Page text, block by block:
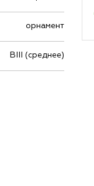
орнамент
BIII (среднее)